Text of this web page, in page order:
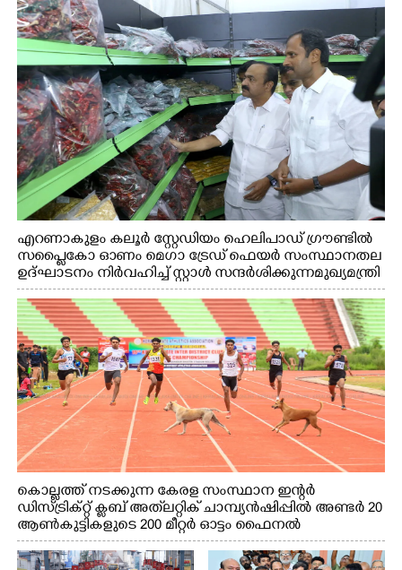
എറണാകുളം കലൂർ സ്റ്റേഡിയം ഹെലിപാഡ് ഗ്രൗണ്ടിൽ
സപ്ളൈകോ ഓണം മെഗാ ട്രേഡ് ഫെയർ സംസ്ഥാനതല
ഉദ്ഘാടനം നിർവഹിച്ച് സ്റ്റാൾ സന്ദർശിക്കുന്ന മുഖ്യമന്ത്രി
വി.ഡി. സതീശൻ. മന്ത്രി അനൂപ് ജേക്കബ് സമീപം
കൊല്ലത്ത് നടക്കുന്ന കേരള സംസ്ഥാന ഇന്റർ
ഡിസ്ട്രിക്റ്റ് ക്ലബ് അത്‌ലറ്റിക് ചാമ്പ്യൻഷിപ്പിൽ അണ്ടർ 20
ആൺകുട്ടികളുടെ 200 മീറ്റർ ഓട്ടം ഫൈനൽ
മത്സരത്തിനിടെ സിന്തറ്റിക് ട്രാക്കിന് കുറുകെ ഓടുന്ന
നായകൾ.